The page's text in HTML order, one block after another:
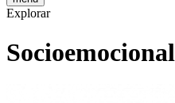
Explorar
Socioemocional